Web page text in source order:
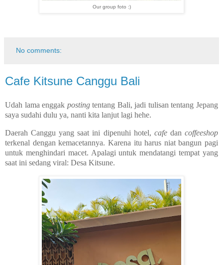
Our group foto :)
No comments:
Cafe Kitsune Canggu Bali
Udah lama enggak postingtentang Bali, jadi tulisan tentang Jepang
saya sudahi dulu ya, nanti kita lanjut lagi hehe.
Daerah Canggu yang saat ini dipenuhi hotel, cafedancoffeeshop
terkenal dengan kemacetannya. Karena itu harus niat bangun pagi
untuk menghindari macet. Apalagi untuk mendatangi tempat yang
saat ini sedang viral: Desa Kitsune.